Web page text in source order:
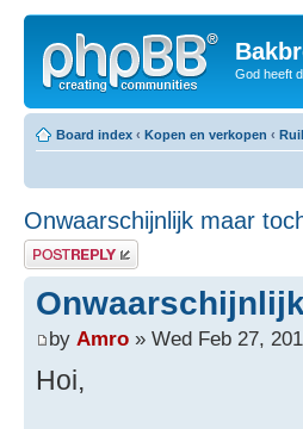
God heeft
Board index ‹ Kopen en verkopen ‹
Onwaarschijnlijk maar
Post a reply
by Amro » Wed Feb 27,
Hoi,